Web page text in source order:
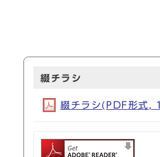
綴チラシ
綴チラシ(PDF形式